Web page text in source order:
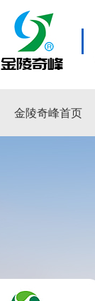
金陵奇峰首页